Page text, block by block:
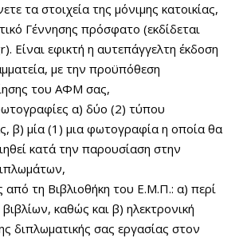
τα στοιχεία της μόνιμης κατοικίας,
Γέννησης πρόσφατο (εκδίδεται
Είναι εφικτή η αυτεπάγγελτη έκδοση
με την προϋπόθεση
του ΑΦΜ σας,
α) δύο (2) τύπου
β) μία (1) μια φωτογραφία η οποία θα
κατά την παρουσίαση στην
από τη Βιβλιοθήκη του Ε.Μ.Π.: α) περί
καθώς και β) ηλεκτρονική
διπλωματικής σας εργασίας στον